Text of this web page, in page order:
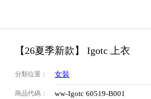
【26夏季新款】 Igotc 上衣
分類位置 ： 女裝
商品代碼 ： ww-Igotc 60519-B001